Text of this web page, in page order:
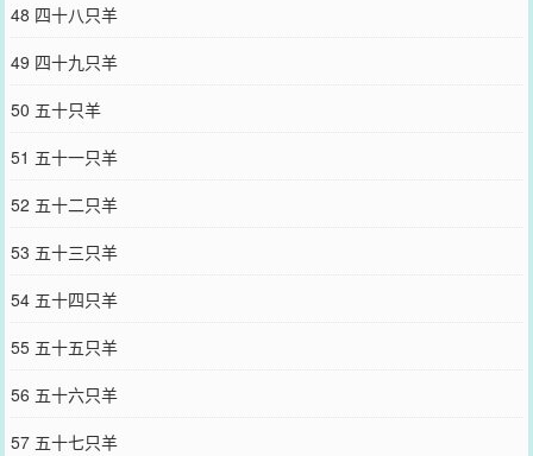
48 四十八只羊
49 四十九只羊
50 五十只羊
51 五十一只羊
52 五十二只羊
53 五十三只羊
54 五十四只羊
55 五十五只羊
56 五十六只羊
57 五十七只羊